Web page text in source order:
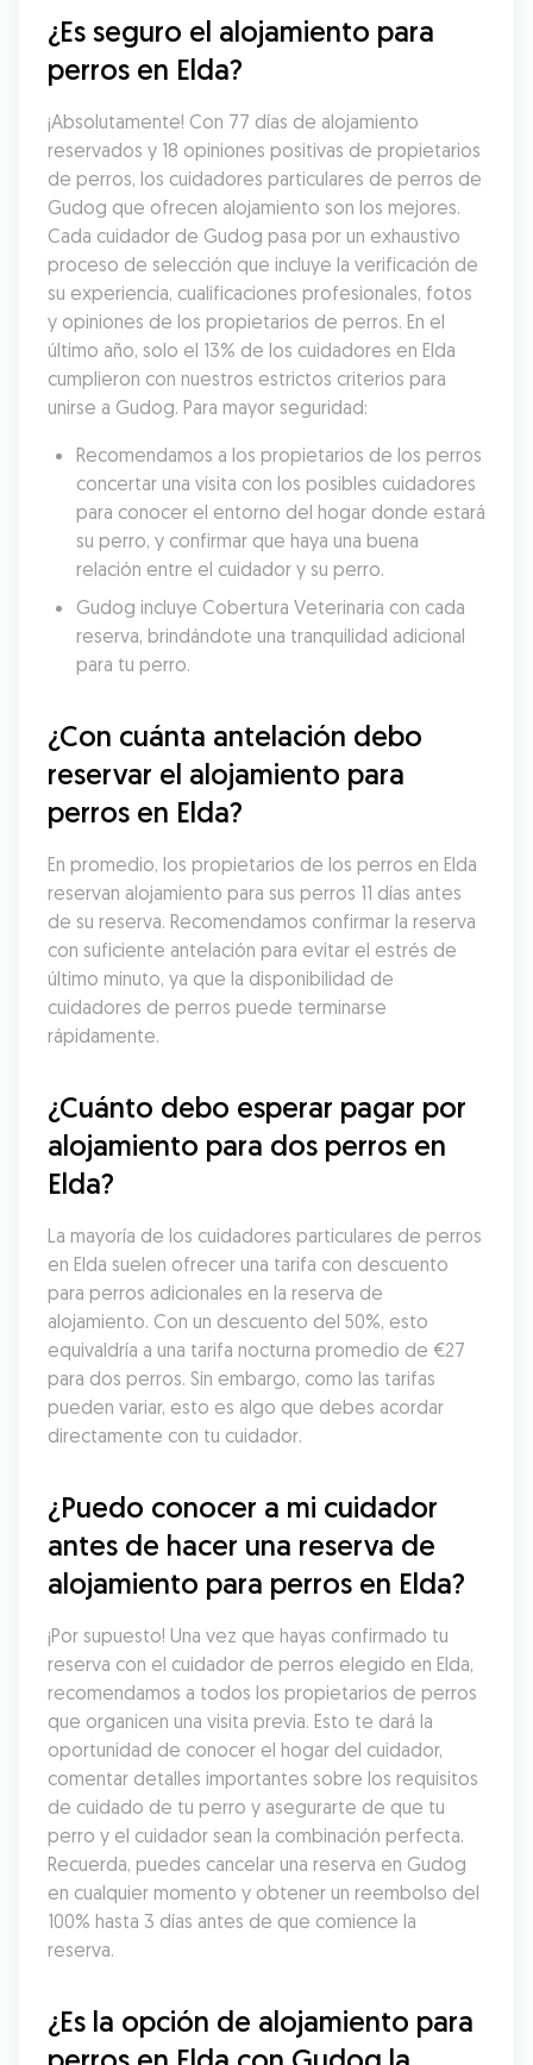
¿Es seguro el alojamiento para
perros en Elda?
¡Absolutamente! Con 77 días de alojamiento
reservados y 18 opiniones positivas de propietarios
de perros, los cuidadores particulares de perros de
Gudog que ofrecen alojamiento son los mejores.
Cada cuidador de Gudog pasa por un exhaustivo
proceso de selección que incluye la verificación de
su experiencia, cualificaciones profesionales, fotos
y opiniones de los propietarios de perros. En el
último año, solo el 13% de los cuidadores en Elda
cumplieron con nuestros estrictos criterios para
unirse a Gudog. Para mayor seguridad:
Recomendamos a los propietarios de los perros
concertar una visita con los posibles cuidadores
para conocer el entorno del hogar donde estará
su perro, y confirmar que haya una buena
relación entre el cuidador y su perro.
Gudog incluye Cobertura Veterinaria con cada
reserva, brindándote una tranquilidad adicional
para tu perro.
¿Con cuánta antelación debo
reservar el alojamiento para
perros en Elda?
En promedio, los propietarios de los perros en Elda
reservan alojamiento para sus perros 11 días antes
de su reserva. Recomendamos confirmar la reserva
con suficiente antelación para evitar el estrés de
último minuto, ya que la disponibilidad de
cuidadores de perros puede terminarse
rápidamente.
¿Cuánto debo esperar pagar por
alojamiento para dos perros en
Elda?
La mayoría de los cuidadores particulares de perros
en Elda suelen ofrecer una tarifa con descuento
para perros adicionales en la reserva de
alojamiento. Con un descuento del 50%, esto
equivaldría a una tarifa nocturna promedio de €27
para dos perros. Sin embargo, como las tarifas
pueden variar, esto es algo que debes acordar
directamente con tu cuidador.
¿Puedo conocer a mi cuidador
antes de hacer una reserva de
alojamiento para perros en Elda?
¡Por supuesto! Una vez que hayas confirmado tu
reserva con el cuidador de perros elegido en Elda,
recomendamos a todos los propietarios de perros
que organicen una visita previa. Esto te dará la
oportunidad de conocer el hogar del cuidador,
comentar detalles importantes sobre los requisitos
de cuidado de tu perro y asegurarte de que tu
perro y el cuidador sean la combinación perfecta.
Recuerda, puedes cancelar una reserva en Gudog
en cualquier momento y obtener un reembolso del
100% hasta 3 días antes de que comience la
reserva.
¿Es la opción de alojamiento para